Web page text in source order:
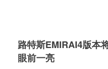
路特斯EMIRAI4版本
眼前一亮